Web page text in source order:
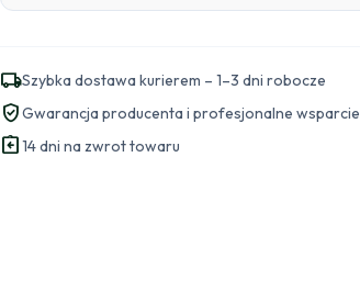
local_shippingSzybka dostawa kurierem – 1–3 dni robocze
verified_userGwarancja producenta i profesjonalne wsparcie
assignment_return14 dni na zwrot towaru